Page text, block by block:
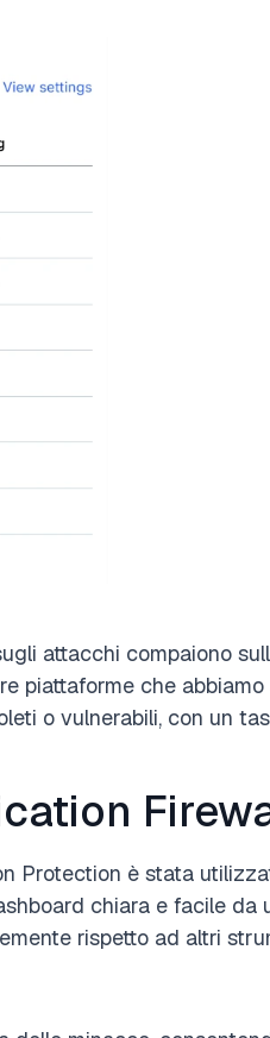
attacchi compaiono
piattaforme che
o vulnerabili, con un
Protection è stata
chiara e facile da
rispetto ad altri